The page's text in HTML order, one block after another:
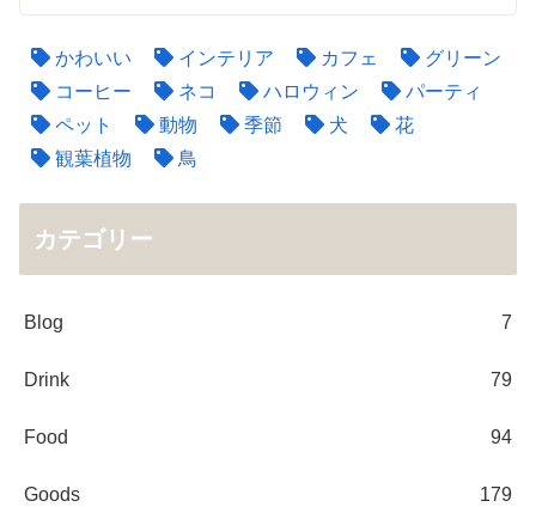
かわいい インテリア カフェ
グリーン
コーヒー
ネコ ハロウィン
パーティ
ペット
動物 季節 犬
花
観葉植物
鳥
カテゴリー
Blog 7
Drink 79
Food 94
Goods 179